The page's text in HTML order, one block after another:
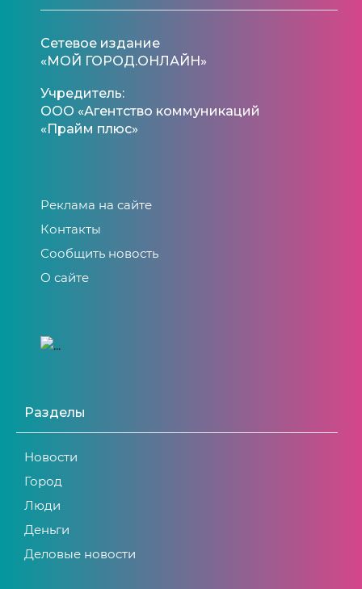
Сетевое издание
«МОЙ ГОРОД.ОНЛАЙН»
Учредитель:
ООО «Агентство коммуникаций
«Прайм плюс»
Реклама на сайте
Контакты
Сообщить новость
О сайте
Разделы
Новости
Город
Люди
Деньги
Деловые новости